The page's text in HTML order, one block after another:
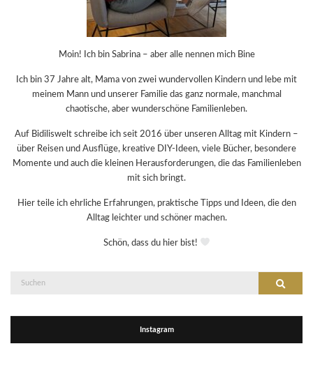
Moin! Ich bin Sabrina – aber alle nennen mich Bine
Ich bin 37 Jahre alt, Mama von zwei wundervollen Kindern und lebe mit
meinem Mann und unserer Familie das ganz normale, manchmal
chaotische, aber wunderschöne Familienleben.
Auf Bidiliswelt schreibe ich seit 2016 über unseren Alltag mit Kindern –
über Reisen und Ausflüge, kreative DIY-Ideen, viele Bücher, besondere
Momente und auch die kleinen Herausforderungen, die das Familienleben
mit sich bringt.
Hier teile ich ehrliche Erfahrungen, praktische Tipps und Ideen, die den
Alltag leichter und schöner machen.
Schön, dass du hier bist!
Suche
Instagram